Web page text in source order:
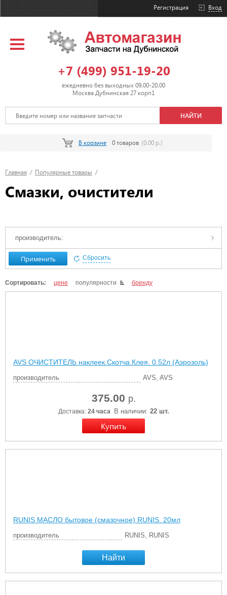
Вход
Регистрация
+7 (499) 951-19-20
ежедневно без выходных 09.00-20.00
Москва Дубнинская 27 корп1
В корзине 0 товаров (0.00 р.)
Главная / Популярные товары /
Смазки, очистители
производитель:
Применить Сбросить
Сортировать: цене популярности бренду
AVS ОЧИСТИТЕЛЬ наклеек.Скотча.Клея. 0.52л (Аэрозоль)
производитель AVS, AVS
375.00 р.
Доставка: 24 часа В наличии: 22 шт.
RUNIS МАСЛО бытовое (смазочное) RUNIS. 20мл
производитель RUNIS, RUNIS
Найти